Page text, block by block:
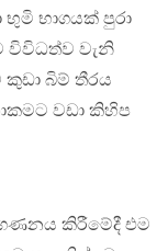
භුමි භාගයක් පුරා
විවිධත්ව වැනි
බිම් තීරය
වඩා කිහිප
ගණනය කිරීමේදී එම